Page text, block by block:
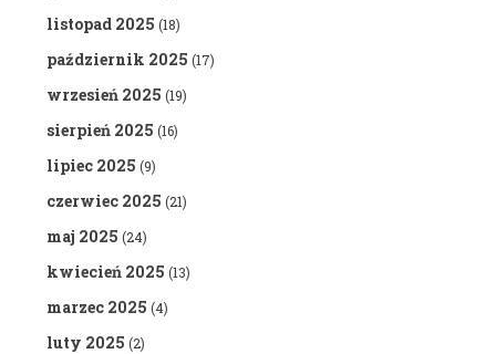
listopad 2025 (18)
październik 2025 (17)
wrzesień 2025 (19)
sierpień 2025 (16)
lipiec 2025 (9)
czerwiec 2025 (21)
maj 2025 (24)
kwiecień 2025 (13)
marzec 2025 (4)
luty 2025 (2)